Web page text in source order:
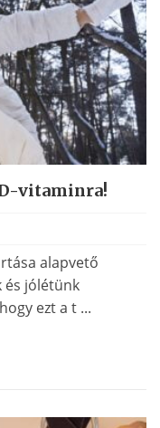
vitaminra!
alapvető
és jólétünk
ezt a t ...